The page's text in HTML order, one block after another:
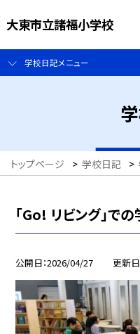
大東市立諸福小学校
学校日記メニュー
トップページ > 学校日記 >
「Go! リビング」で
公開日 2026/04/27 更新日